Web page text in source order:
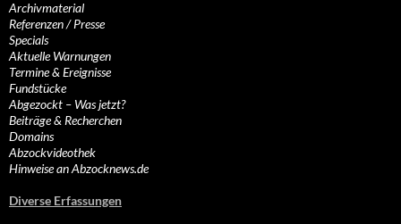
Archivmaterial
Referenzen / Presse
Specials
Aktuelle Warnungen
Termine & Ereignisse
Fundstücke
Abgezockt – Was jetzt?
Beiträge & Recherchen
Domains
Abzockvideothek
Hinweise an Abzocknews.de
Diverse Erfassungen